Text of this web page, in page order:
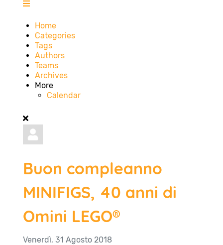
Home
Categories
Tags
Authors
Teams
Archives
More
Calendar
Buon compleanno
MINIFIGS, 40 anni di
Omini LEGO®
Venerdì, 31 Agosto 2018